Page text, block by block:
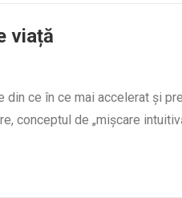
viață
din ce în ce mai accelerat și
conceptul de „mișcare